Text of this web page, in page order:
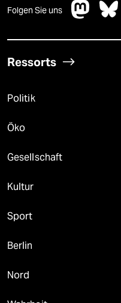
Folgen Sie uns
Ressorts
Politik
Öko
Gesellschaft
Kultur
Sport
Berlin
Nord